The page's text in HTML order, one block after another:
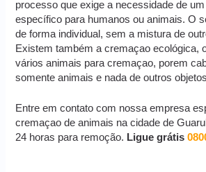
processo que exige a necessidade de
específico para humanos ou animais. O
de forma individual, sem a mistura de
Existem também a cremaçao ecológica,
vários animais para cremaçao, porem
somente animais e nada de outros
Entre em contato com nossa empresa
cremaçao de animais na cidade de
24 horas para remoção. Ligue grátis